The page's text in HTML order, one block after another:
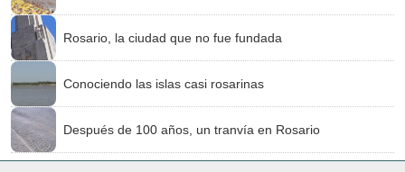
Rosario, la ciudad que no fue fundada
Conociendo las islas casi rosarinas
Después de 100 años, un tranvía en Rosario